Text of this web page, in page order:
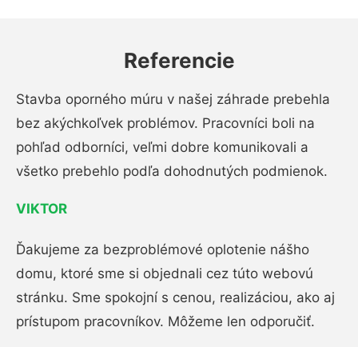
Referencie
Stavba oporného múru v našej záhrade prebehla
bez akýchkoľvek problémov. Pracovníci boli na
pohľad odborníci, veľmi dobre komunikovali a
všetko prebehlo podľa dohodnutých podmienok.
VIKTOR
Ďakujeme za bezproblémové oplotenie nášho
domu, ktoré sme si objednali cez túto webovú
stránku. Sme spokojní s cenou, realizáciou, ako aj
prístupom pracovníkov. Môžeme len odporučiť.